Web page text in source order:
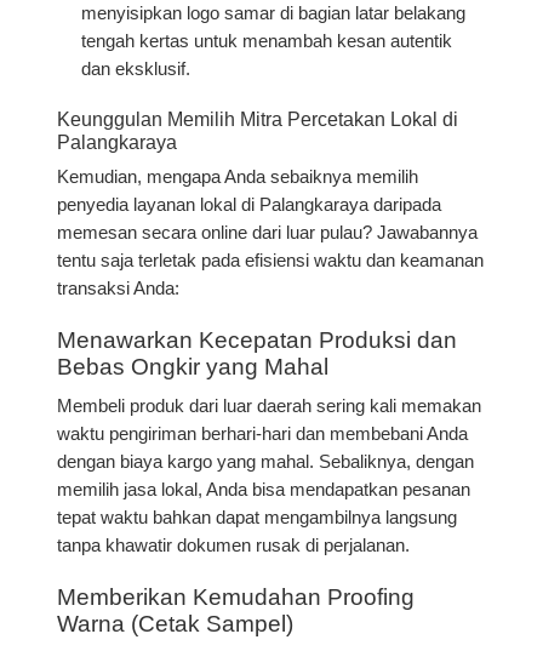
menyisipkan logo samar di bagian latar belakang
tengah kertas untuk menambah kesan autentik
dan eksklusif.
Keunggulan Memilih Mitra Percetakan Lokal di
Palangkaraya
Kemudian, mengapa Anda sebaiknya memilih
penyedia layanan lokal di Palangkaraya daripada
memesan secara online dari luar pulau? Jawabannya
tentu saja terletak pada efisiensi waktu dan keamanan
transaksi Anda:
Menawarkan Kecepatan Produksi dan
Bebas Ongkir yang Mahal
Membeli produk dari luar daerah sering kali memakan
waktu pengiriman berhari-hari dan membebani Anda
dengan biaya kargo yang mahal. Sebaliknya, dengan
memilih jasa lokal, Anda bisa mendapatkan pesanan
tepat waktu bahkan dapat mengambilnya langsung
tanpa khawatir dokumen rusak di perjalanan.
Memberikan Kemudahan Proofing
Warna (Cetak Sampel)